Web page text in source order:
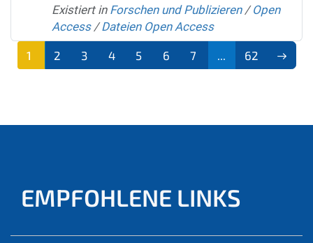
Existiert in Forschen und Publizieren /Open
Access /Dateien Open Access
1
2 3 4 5 6 7 62
EMPFOHLENE LINKS